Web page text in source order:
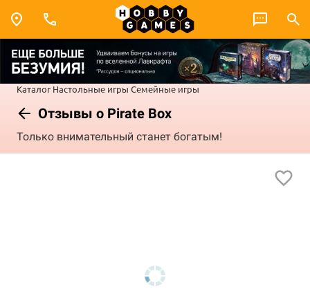
Каталог Настольные игры Семейные игры
Отзывы о Pirate Box
Только внимательный станет богатым!